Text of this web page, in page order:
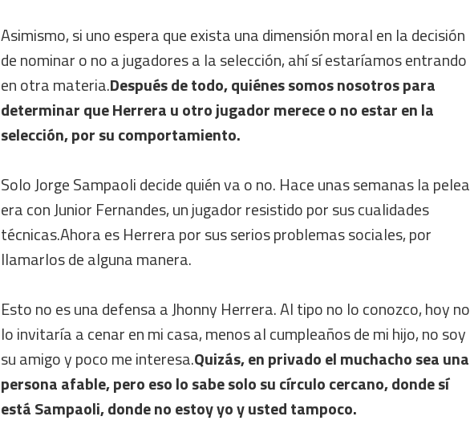
Asimismo, si uno espera que exista una dimensión moral en la decisión
de nominar o no a jugadores a la selección, ahí sí estaríamos entrando
en otra materia.Después de todo, quiénes somos nosotros para
determinar que Herrera u otro jugador merece o no estar en la
selección, por su comportamiento.
Solo Jorge Sampaoli decide quién va o no. Hace unas semanas la pelea
era con Junior Fernandes, un jugador resistido por sus cualidades
técnicas.Ahora es Herrera por sus serios problemas sociales, por
llamarlos de alguna manera.
Esto no es una defensa a Jhonny Herrera. Al tipo no lo conozco, hoy no
lo invitaría a cenar en mi casa, menos al cumpleaños de mi hijo, no soy
su amigo y poco me interesa.Quizás, en privado el muchacho sea una
persona afable, pero eso lo sabe solo su círculo cercano, donde sí
está Sampaoli, donde no estoy yo y usted tampoco.